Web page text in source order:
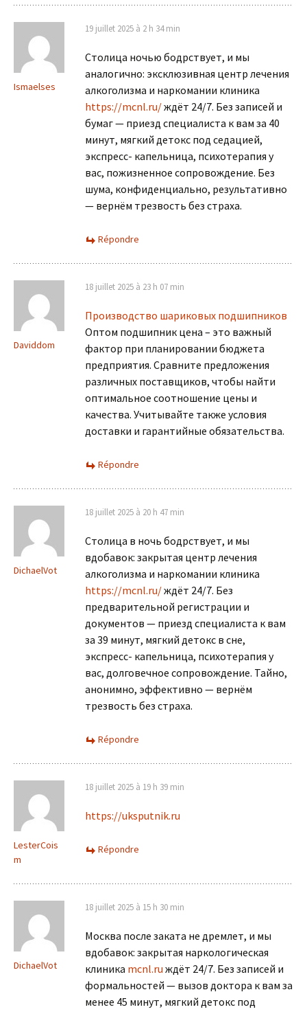
Ismaelses
19 juillet 2025 à 2 h 34 min
Столица ночью бодрствует, и мы
аналогично: эксклюзивная центр лечения
алкоголизма и наркомании клиника
https://mcnl.ru/ждёт 24/7. Без записей и
бумаг — приезд специалиста к вам за 40
минут, мягкий детокс под седацией,
экспресс- капельница, психотерапия у
вас, пожизненное сопровождение. Без
шума, конфиденциально, результативно
— вернём трезвость без страха.
Répondre
Daviddom
18 juillet 2025 à 23 h 07 min
Производство шариковых подшипников
Оптом подшипник цена – это важный
фактор при планировании бюджета
предприятия. Сравните предложения
различных поставщиков, чтобы найти
оптимальное соотношение цены и
качества. Учитывайте также условия
доставки и гарантийные обязательства.
Répondre
DichaelVot
18 juillet 2025 à 20 h 47 min
Столица в ночь бодрствует, и мы
вдобавок: закрытая центр лечения
алкоголизма и наркомании клиника
https://mcnl.ru/ждёт 24/7. Без
предварительной регистрации и
документов — приезд специалиста к вам
за 39 минут, мягкий детокс в сне,
экспресс- капельница, психотерапия у
вас, долговечное сопровождение. Тайно,
анонимно, эффективно — вернём
трезвость без страха.
Répondre
LesterCois
m
18 juillet 2025 à 19 h 39 min
https://uksputnik.ru
Répondre
DichaelVot
18 juillet 2025 à 15 h 30 min
Москва после заката не дремлет, и мы
вдобавок: закрытая наркологическая
клиника mcnl.ru ждёт 24/7. Без записей и
формальностей — вызов доктора к вам за
менее 45 минут, мягкий детокс под